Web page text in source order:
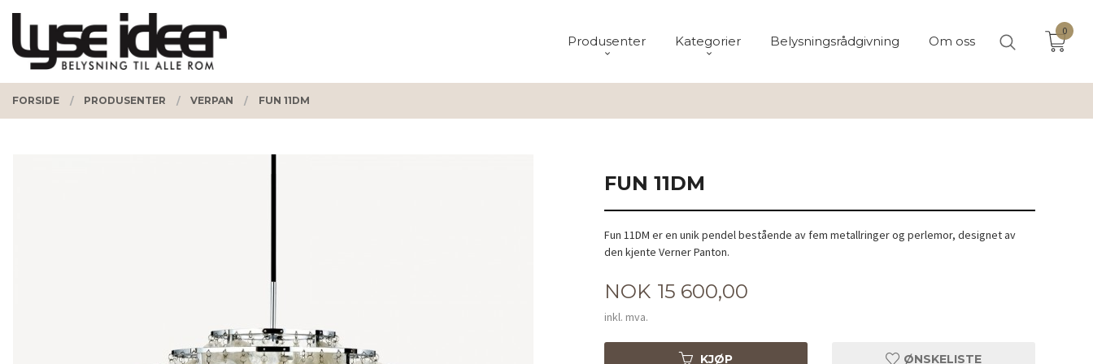
Gå
innholdet
PRODUKTER
Produsenter Kategorier Belysningsrådgivning Om oss
0
FORSIDE PRODUSENTER VERPAN FUN 11DM
FUN 11DM
Fun 11DM er en unik pendel bestående av fem metallringer og perlemor, designet av
den kjente Verner Panton.
Pris
NOK 15 600,00
inkl. mva.
KJØP ØNSKELISTE